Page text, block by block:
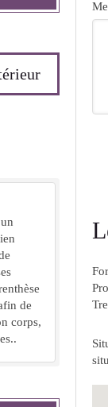
de
corps,